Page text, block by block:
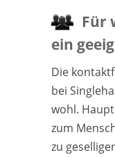
Für
ein
Die
bei
wohl.
zum
zu